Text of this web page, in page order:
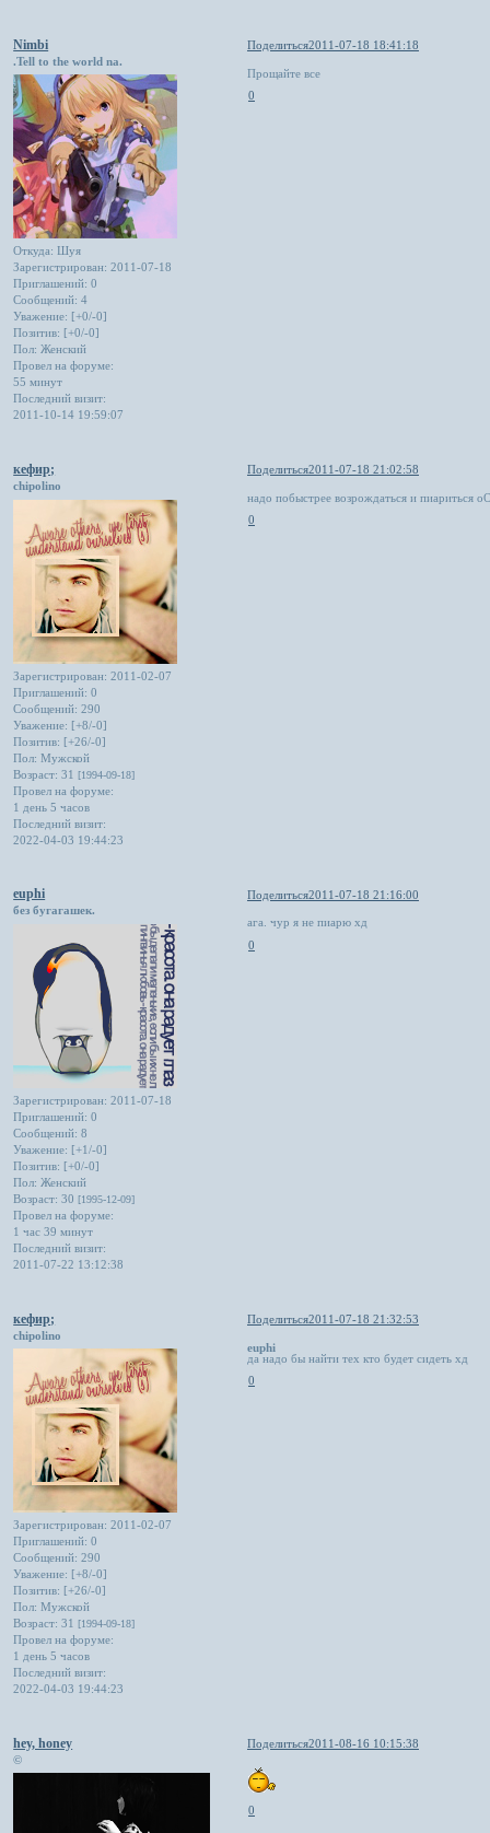
Поделиться2011-07-18 18:41:18
Nimbi
.Tell to the world na.
Откуда: Шуя
Зарегистрирован: 2011-07-18
Приглашений: 0
Сообщений: 4
Уважение: [+0/-0]
Позитив: [+0/-0]
Пол: Женский
Провел на форуме:
55 минут
Последний визит:
2011-10-14 19:59:07
Прощайте все
0
Поделиться2011-07-18 21:02:58
кефир;
chipolino
Зарегистрирован: 2011-02-07
Приглашений: 0
Сообщений: 290
Уважение: [+8/-0]
Позитив: [+26/-0]
Пол: Мужской
Возраст: 31[1994-09-18]
Провел на форуме:
1 день 5 часов
Последний визит:
2022-04-03 19:44:23
надо побыстрее возрождаться и пиариться
0
Поделиться2011-07-18 21:16:00
euphi
без бугагашек.
Зарегистрирован: 2011-07-18
Приглашений: 0
Сообщений: 8
Уважение: [+1/-0]
Позитив: [+0/-0]
Пол: Женский
Возраст: 30[1995-12-09]
Провел на форуме:
1 час 39 минут
Последний визит:
2011-07-22 13:12:38
ага. чур я не пиарю хд
0
Поделиться2011-07-18 21:32:53
кефир;
chipolino
Зарегистрирован: 2011-02-07
Приглашений: 0
Сообщений: 290
Уважение: [+8/-0]
Позитив: [+26/-0]
Пол: Мужской
Возраст: 31[1994-09-18]
Провел на форуме:
1 день 5 часов
Последний визит:
2022-04-03 19:44:23
euphi
да надо бы найти тех кто будет сидеть хд
0
Поделиться2011-08-16 10:15:38
hey, honey
©
0